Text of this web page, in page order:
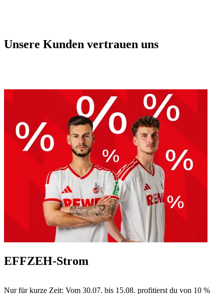
Unsere Kunden vertrauen uns
EFFZEH-Strom
Nur für kurze Zeit: Vom 30.07. bis 15.08. profitierst du von 10 %